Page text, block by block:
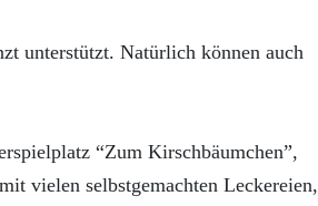
unterstützt. Natürlich können auch
“Zum Kirschbäumchen”,
vielen selbstgemachten Leckereien,